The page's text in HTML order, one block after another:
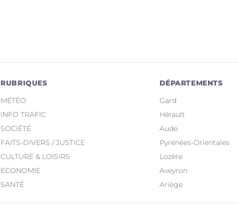
RUBRIQUES
MÉTÉO
INFO TRAFIC
SOCIÉTÉ
FAITS-DIVERS / JUSTICE
CULTURE & LOISIRS
ECONOMIE
SANTÉ
DÉPARTEMENTS
Gard
Hérault
Aude
Pyrénées-Orientales
Lozère
Aveyron
Ariège